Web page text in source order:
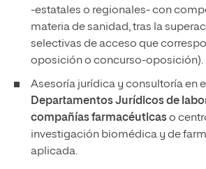
-estatales o regionales- con
materia de sanidad, tras la
selectivas de acceso que
oposición o concurso-oposición).
Asesoría jurídica y consultoría en
Departamentos Jurídicos de
compañías farmacéuticaso
investigación biomédica y de
aplicada.